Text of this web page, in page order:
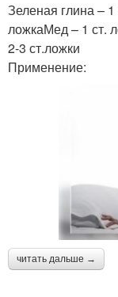
Зеленая глина –
ложкаМед – 1 ст.
2-3 ст.ложки
Применение:
читать дальше →